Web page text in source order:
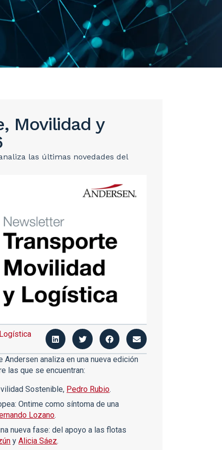
Movilidad y
las últimas novedades del
Andersen analiza en una nueva edición
las que se encuentran:​
Sostenible, Pedro Rubio.
Ontime como síntoma de una
Lozano.
nueva fase: del apoyo a las flotas
yAlicia Sáez.